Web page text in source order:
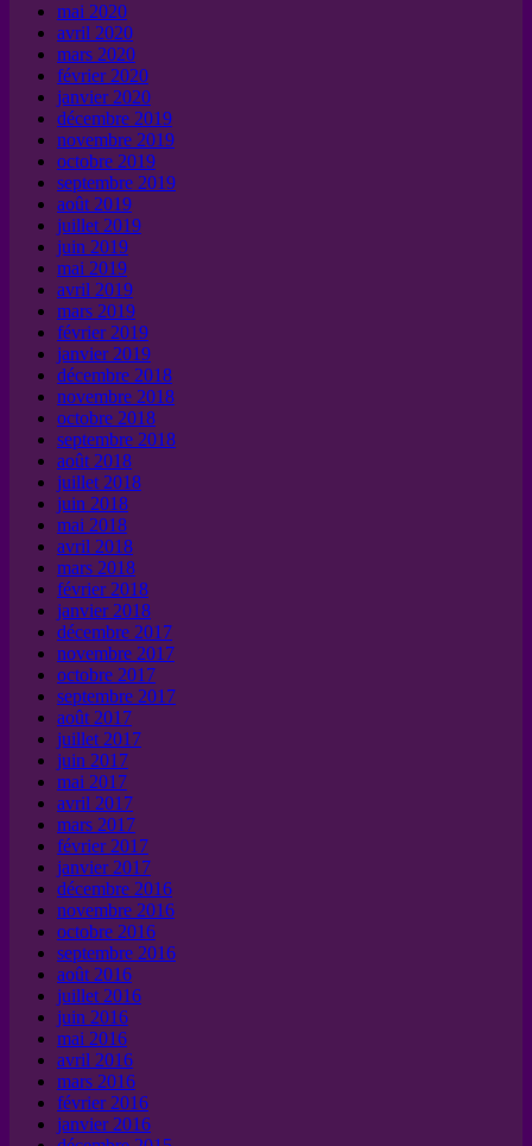
mai 2020
avril 2020
mars 2020
février 2020
janvier 2020
décembre 2019
novembre 2019
octobre 2019
septembre 2019
août 2019
juillet 2019
juin 2019
mai 2019
avril 2019
mars 2019
février 2019
janvier 2019
décembre 2018
novembre 2018
octobre 2018
septembre 2018
août 2018
juillet 2018
juin 2018
mai 2018
avril 2018
mars 2018
février 2018
janvier 2018
décembre 2017
novembre 2017
octobre 2017
septembre 2017
août 2017
juillet 2017
juin 2017
mai 2017
avril 2017
mars 2017
février 2017
janvier 2017
décembre 2016
novembre 2016
octobre 2016
septembre 2016
août 2016
juillet 2016
juin 2016
mai 2016
avril 2016
mars 2016
février 2016
janvier 2016